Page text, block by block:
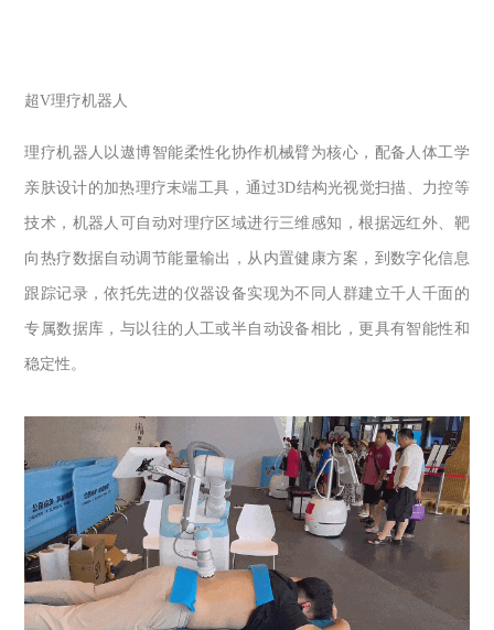
超V理疗机器人
理疗机器人以遨博智能柔性化协作机械臂为核心，配备人体工学
亲肤设计的加热理疗末端工具，通过3D结构光视觉扫描、力控等
技术，机器人可自动对理疗区域进行三维感知，根据远红外、靶
向热疗数据自动调节能量输出，从内置健康方案，到数字化信息
跟踪记录，依托先进的仪器设备实现为不同人群建立千人千面的
专属数据库，与以往的人工或半自动设备相比，更具有智能性和
稳定性。